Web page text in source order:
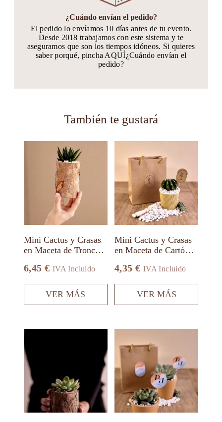
¿Cuándo envían el pedido?
El pedido lo envíamos 10 días antes de tu evento.
Desde 2018 trabajamos con este sistema y te
aseguramos que son los tiempos idóneos. Si quieres
saber porqué, pincha AQUÍ¿Cuándo envían el
pedido?
También te gustará
Mini Cactus y Crasas
en Maceta de Tronco
6,45 € IVA Incluido
VER MÁS
elegir
la
página
producto
Mini Cactus y Crasas
en Maceta de Cartón
4,35€ IVA Incluido
VER MÁS
producto
múltiples
variantes.
Las
opciones
se
pueden
elegir
la
página
producto
Este
tiene
múltiples
variantes.
Las
opciones
se
pueden
elegir
tiene
variantes.
Las
opciones
se
pueden
elegir